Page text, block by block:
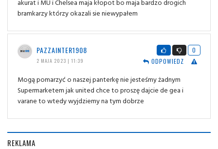
akurat i MU i Chelsea maja kłopot bo maja bardzo drogich
bramkarzy którzy okazali sie niewypałem
PAZZAINTER1908
2 MAJA 2023 | 11:39
0
ODPOWIEDZ
Mogą pomarzyć o naszej panterkę nie jesteśmy żadnym
Supermarketem jak united chce to proszę dajcie de gea i
varane to wtedy wyjdziemy na tym dobrze
REKLAMA